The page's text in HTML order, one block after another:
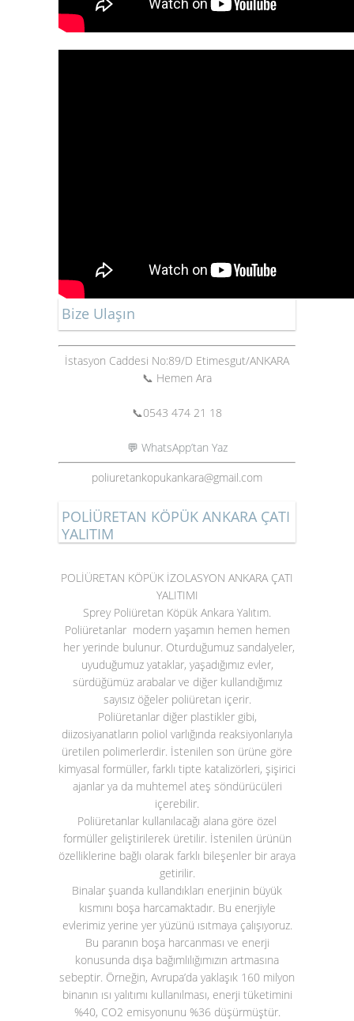
Bize Ulaşın
İstasyon Caddesi No:89/D Etimesgut/ANKARA
📞 Hemen Ara
📞0543 474 21 18
💬 WhatsApp’tan Yaz
poliuretankopukankara@gmail.com
POLİÜRETAN KÖPÜK ANKARA ÇATI
YALITIM
POLİÜRETAN KÖPÜK İZOLASYON ANKARA ÇATI
YALITIMI
Sprey Poliüretan Köpük Ankara Yalıtım.
Poliüretanlar modern yaşamın hemen hemen
her yerinde bulunur. Oturduğumuz sandalyeler,
uyuduğumuz yataklar, yaşadığımız evler,
sürdüğümüz arabalar ve diğer kullandığımız
sayısız öğeler poliüretan içerir.
Poliüretanlar diğer plastikler gibi,
diizosiyanatların poliol varlığında reaksiyonlarıyla
üretilen polimerlerdir. İstenilen son ürüne göre
kimyasal formüller, farklı tipte katalizörleri, şişirici
ajanlar ya da muhtemel ateş söndürücüleri
içerebilir.
Poliüretanlar kullanılacağı alana göre özel
formüller geliştirilerek üretilir. İstenilen ürünün
özelliklerine bağlı olarak farklı bileşenler bir araya
getirilir.
Binalar şuanda kullandıkları enerjinin büyük
kısmını boşa harcamaktadır. Bu enerjiyle
evlerimiz yerine yer yüzünü ısıtmaya çalışıyoruz.
Bu paranın boşa harcanması ve enerji
konusunda dışa bağımlılığımızın artmasına
sebeptir. Örneğin, Avrupa’da yaklaşık 160 milyon
binanın ısı yalıtımı kullanılması, enerji tüketimini
%40, CO2 emisyonunu %36 düşürmüştür.